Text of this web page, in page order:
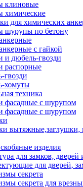
клиновые
химические
для химических
шурупы по бетону
с гайкой
и дюбель-гвозди
распорные
гвозди
хомуты
техника
фасадные с шурупом
фасадные с шурупом
вытяжные,заглушки,
изделия
для замков, дверей
для дверей,
секрета
секрета для